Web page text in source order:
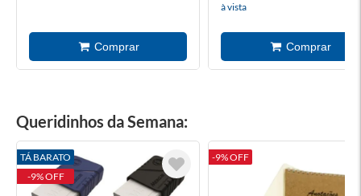
à vista
Queridinhos da Semana:
TÁ BARATO
-9% OFF
-9% OFF